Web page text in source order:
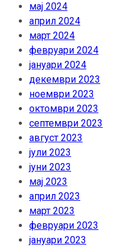
мај 2024
април 2024
март 2024
февруари 2024
јануари 2024
декември 2023
ноември 2023
октомври 2023
септември 2023
август 2023
јули 2023
јуни 2023
мај 2023
април 2023
март 2023
февруари 2023
јануари 2023